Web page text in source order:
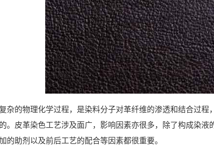
杂的物理化学过程，是染料分子对革纤维的渗透和结合过
。皮革染色工艺涉及面广，影响因素亦很多，除了构成染
的助剂以及前后工艺的配合等因素都很重要。